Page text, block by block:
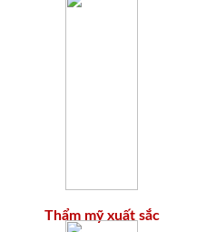
Thẩm mỹ xuất sắc